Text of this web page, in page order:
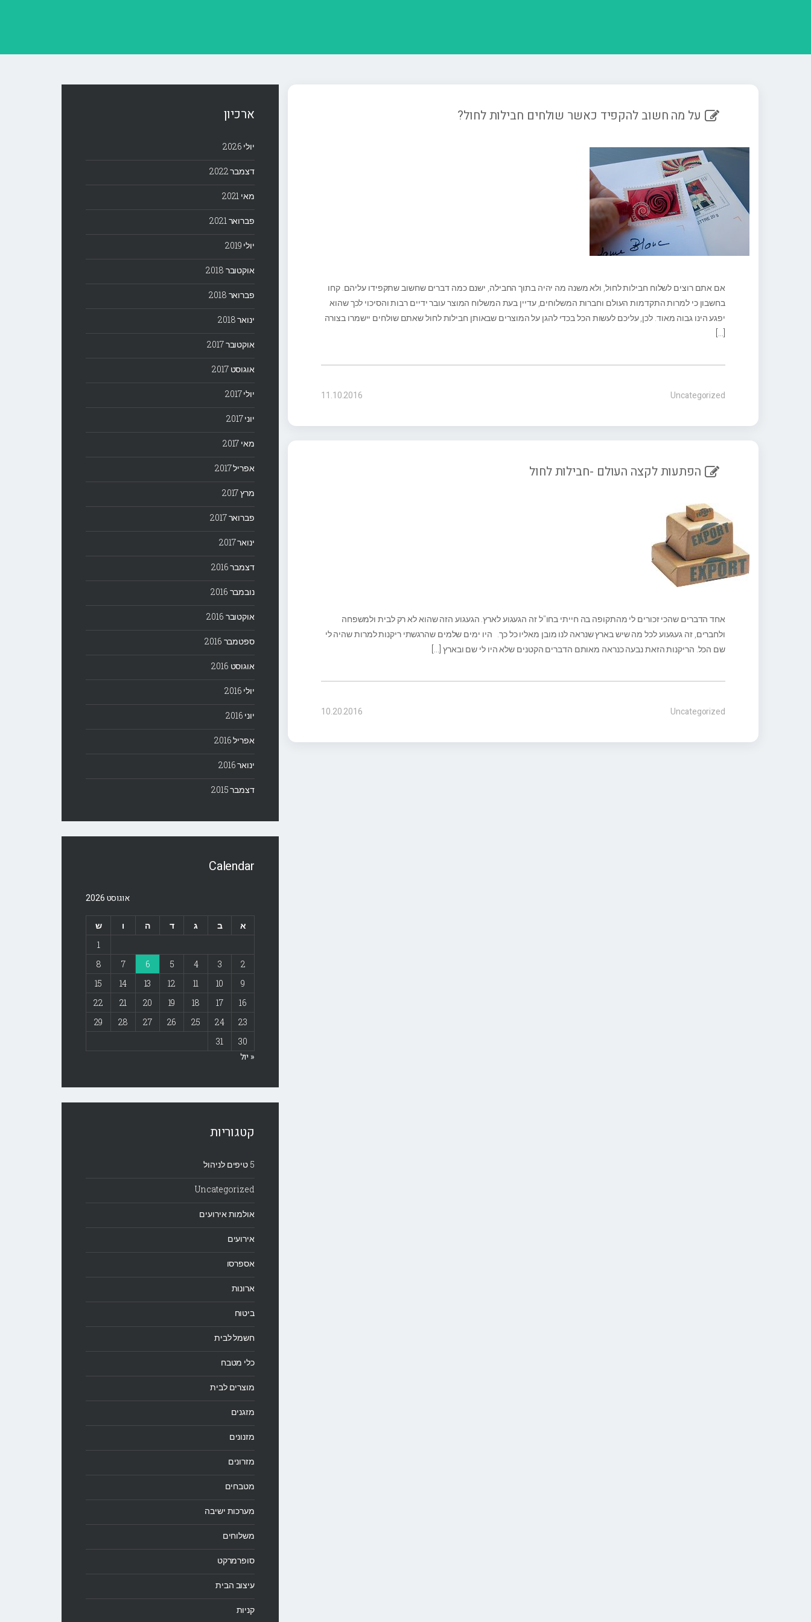
על מה חשוב להקפיד כאשר שולחים חבילות לחול?
אם אתם רוצים לשלוח חבילות לחול, ולא משנה מה יהיה בתוך החבילה, ישנם כמה דברים שחשוב שתקפידו עליהם. קחו
בחשבון כי למרות התקדמות העולם וחברות המשלוחים, עדיין בעת המשלוח המוצר עובר ידיים רבות והסיכוי לכך שהוא
יפגע הינו גבוה מאוד. לכן, עליכם לעשות הכל בכדי להגן על המוצרים שבאותן חבילות לחול שאתם שולחים יישמרו בצורה
[…]
11.10.2016 Uncategorized
הפתעות לקצה העולם -חבילות לחול
אחד הדברים שהכי זכורים לי מהתקופה בה חייתי בחו"ל זה הגעגוע לארץ. הגעגוע הזה שהוא לא רק לבית ולמשפחה
ולחברים, זה געגעוע לכל מה שיש בארץ שנראה לנו מובן מאליו כל כך. היו ימים שלמים שהרגשתי ריקנות למרות שהיה לי
שם הכל. הריקנות הזאת נבעה כנראה מאותם הדברים הקטנים שלא היו לי שם ובארץ[…]
10.20.2016 Uncategorized
ארכיון
יולי 2026
דצמבר 2022
מאי 2021
פברואר 2021
יולי 2019
אוקטובר 2018
פברואר 2018
ינואר 2018
אוקטובר 2017
אוגוסט 2017
יולי 2017
יוני 2017
מאי 2017
אפריל 2017
מרץ 2017
פברואר 2017
ינואר 2017
דצמבר 2016
נובמבר 2016
אוקטובר 2016
ספטמבר 2016
אוגוסט 2016
יולי 2016
יוני 2016
אפריל 2016
ינואר 2016
דצמבר 2015
Calendar
אוגוסט 2026
א ב ג ד ה ו
ש
1
2
3
4
5
6
7
8
9
10
11
12
13
14
15
16
17
18
19
20
21
22
23
24
25
26
27
28
29
30
31
« יול
קטגוריות
5 טיפים לניהול
Uncategorized
אולמות אירועים
אירועים
אספרסו
ארונות
ביטוח
חשמל לבית
כלי מטבח
מוצרים לבית
מזגנים
מזנונים
מזרונים
מטבחים
מערכות ישיבה
משלוחים
סופרמרקט
עיצוב הבית
קניות